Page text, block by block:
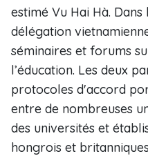
estimé Vu Hai Hà.
délégation
séminaires et forums
l’éducation. Les deux
protocoles d'accord
entre de nombreuses
des universités et
hongrois et